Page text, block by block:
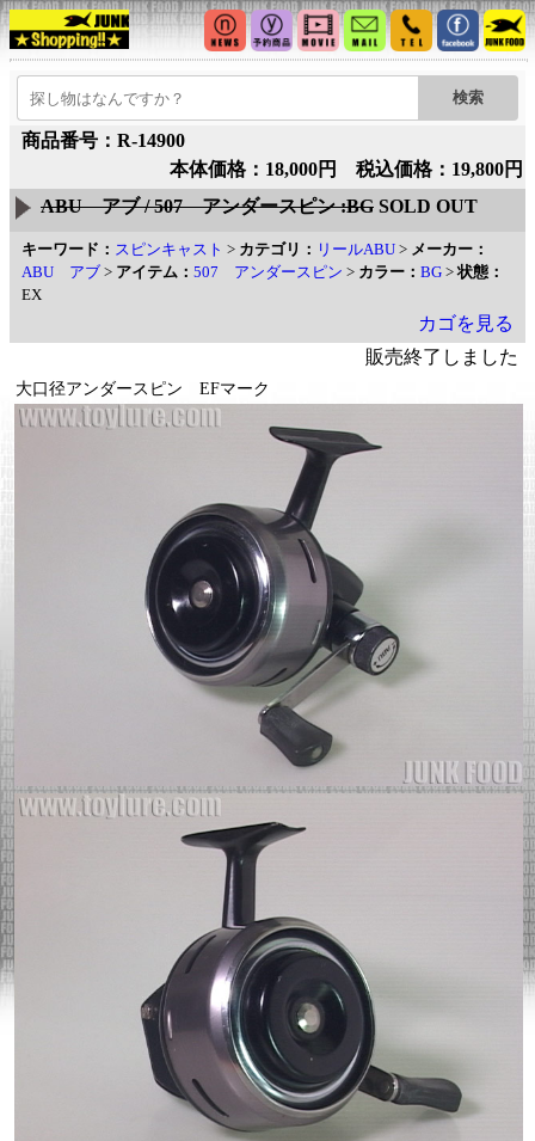
商品番号：R-14900
本体価格：18,000円 税込価格：19,800円
ABU アブ / 507 アンダースピン :BG SOLD OUT
キーワード： スピンキャスト > カテゴリ： リールABU > メーカー：
ABU アブ > アイテム： 507 アンダースピン > カラー： BG >状態：
EX
カゴを見る
販売終了しました
大口径アンダースピン EFマーク